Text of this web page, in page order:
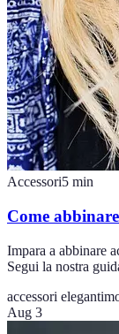
Accessori5 min
Come
Impara a abbinare
Segui la nostra
accessori eleganti
Aug 3